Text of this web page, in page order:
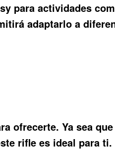
para actividades
adaptarlo a
ofrecerte. Ya sea
rifle es ideal para